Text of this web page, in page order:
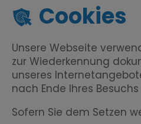
Cookies
Unsere Webseite
zur Wiederkennung
unseres
nach Ende Ihres
Sofern Sie dem Setzen